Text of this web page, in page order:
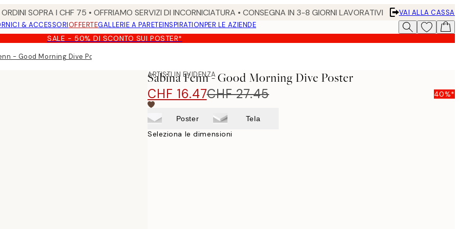
SOPRA I CHF 75 • OFFRIAMO SERVIZI DI INCORNICIATURA • CONSEGNA IN 3-8 GIORNI LAVORATIVI
VAI ALLA CASSA
& ACCESSORIOFFERTEGALLERIE A PARETEINSPIRATIONPER LE AZIENDE
SALE - 50% DI SCONTO SUI POSTER*
- Good Morning Dive Poster
ARTISTI IN EVIDENZA
Sabina Fenn - Good Morning Dive Poster
CHF 16.47CHF 27.45 40%*
Poster Tela
Seleziona le dimensioni